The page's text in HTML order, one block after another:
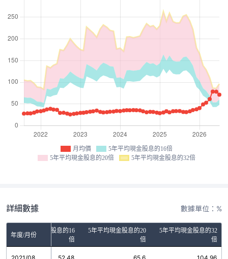
月均價
5年平均現金股息的16倍
5年平均現金股息的20倍
5年平均現金股息的32倍
詳細數據 數據單位：%
年度/月份
5年平均現金股息的16
倍
5年平均現金股息的20
倍
5年平均現金股息的32
倍